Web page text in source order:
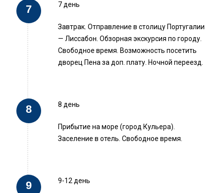
7 день
Завтрак. Отправление в столицу Португалии
— Лиссабон. Обзорная экскурсия по городу.
Свободное время. Возможность посетить
дворец Пена за доп. плату. Ночной переезд.
8 день
Прибытие на море (город Кульера).
Заселение в отель. Свободное время.
9-12 день